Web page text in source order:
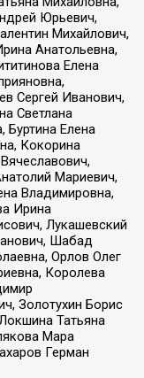
Юрьевич,
Михайлович,
Анатольевна,
Елена
Сергей Иванович,
Светлана
Буртина Елена
Кокорина
Мариевич,
Владимировна,
Ирина
Лукашевский
Шабад
Орлов Олег
Королева
Золотухин Борис
Татьяна
Мара
Герман